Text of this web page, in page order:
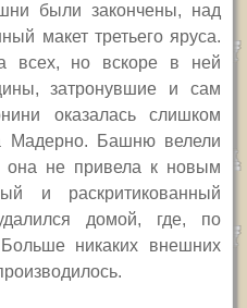
были закончены, над
макет третьего яруса.
всех, но вскоре в ней
затронувшие и сам
оказалась слишком
Мадерно. Башню велели
она не привела к новым
и раскритикованный
домой, где, по
Больше никаких внешних